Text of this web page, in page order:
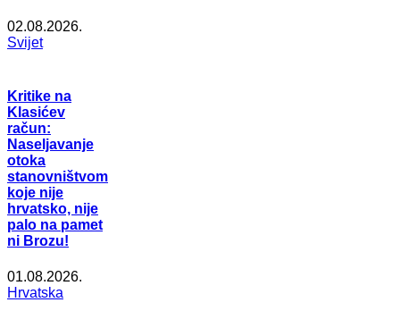
02.08.2026.
Svijet
Kritike na
Klasićev
račun:
Naseljavanje
otoka
stanovništvom
koje nije
hrvatsko, nije
palo na pamet
ni Brozu!
01.08.2026.
Hrvatska